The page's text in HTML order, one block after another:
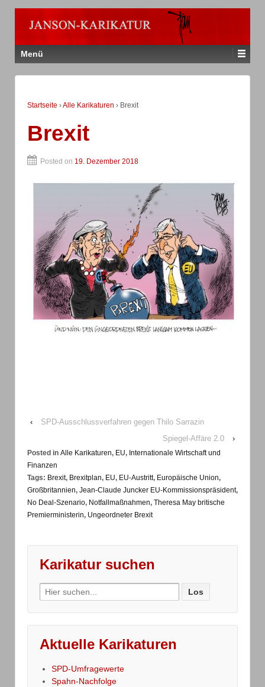
Menü
Startseite ›Alle Karikaturen › Brexit
Brexit
Posted on 19. Dezember 2018
‹
SPD-Ausschlussverfahren gegen Thilo Sarrazin
Spiegel-Affäre 2.0
›
Posted in Alle Karikaturen, EU, Internationale Wirtschaft und
Finanzen
Tags: Brexit, Brexitplan, EU, EU-Austritt, Europäische Union,
Großbritannien, Jean-Claude Juncker EU-Kommissionspräsident,
No Deal-Szenario, Notfallmaßnahmen, Theresa May britische
Premierministerin, Ungeordneter Brexit
Karikatur suchen
Search
for:
Aktuelle Karikaturen
SPD-Umfragewerte
Spahn-Nachfolge